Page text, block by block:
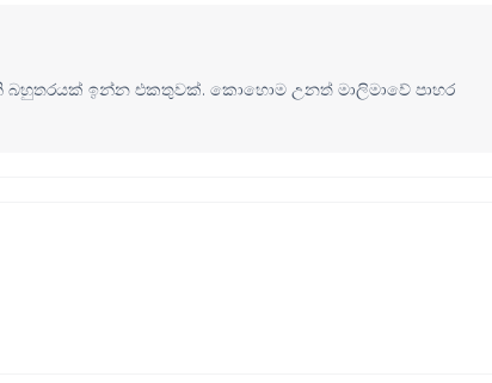
ඉන්න එකතුවක්. කොහොම උනත් මාලිමාවේ පාහර